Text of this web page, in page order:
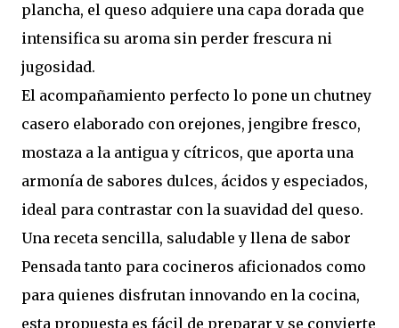
plancha, el queso adquiere una capa dorada que
intensifica su aroma sin perder frescura ni
jugosidad.
El acompañamiento perfecto lo pone un chutney
casero elaborado con orejones, jengibre fresco,
mostaza a la antigua y cítricos, que aporta una
armonía de sabores dulces, ácidos y especiados,
ideal para contrastar con la suavidad del queso.
Una receta sencilla, saludable y llena de sabor
Pensada tanto para cocineros aficionados como
para quienes disfrutan innovando en la cocina,
esta propuesta es fácil de preparar y se convierte